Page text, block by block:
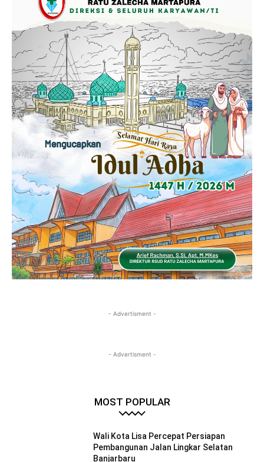
- Advertisment -
- Advertisment -
MOST POPULAR
Wali Kota Lisa Percepat Persiapan
Pembangunan Jalan Lingkar Selatan
Banjarbaru